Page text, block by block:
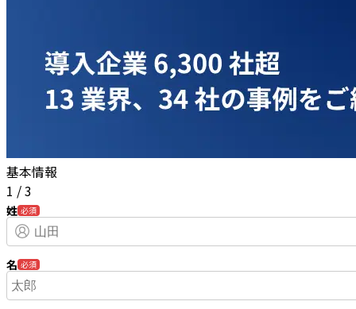
基本情報
1 /3
姓 必須
名 必須